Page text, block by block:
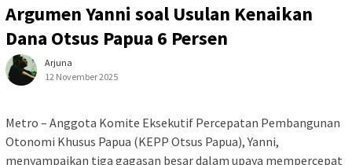
Argumen Yanni soal Usulan Kenaikan
Dana Otsus Papua 6 Persen
Arjuna
12 November 2025
Metro – Anggota Komite Eksekutif Percepatan Pembangunan
Otonomi Khusus Papua (KEPP Otsus Papua), Yanni,
menyampaikan tiga gagasan besar dalam upaya mempercepat